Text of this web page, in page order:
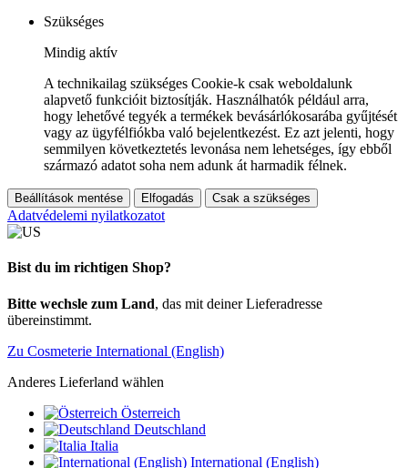
Szükséges
Mindig aktív
A technikailag szükséges Cookie-k csak weboldalunk
alapvető funkcióit biztosítják. Használhatók például arra,
hogy lehetővé tegyék a termékek bevásárlókosarába gyűjtését
vagy az ügyfélfiókba való bejelentkezést. Ez azt jelenti, hogy
semmilyen következtetés levonása nem lehetséges, így ebből
származó adatot soha nem adunk át harmadik félnek.
Beállítások mentése Elfogadás Csak a szükséges
Adatvédelemi nyilatkozatot
Bist du im richtigen Shop?
Bitte wechsle zum Land, das mit deiner Lieferadresse
übereinstimmt.
Zu Cosmeterie International (English)
Anderes Lieferland wählen
Österreich
Deutschland
Italia
International (English)